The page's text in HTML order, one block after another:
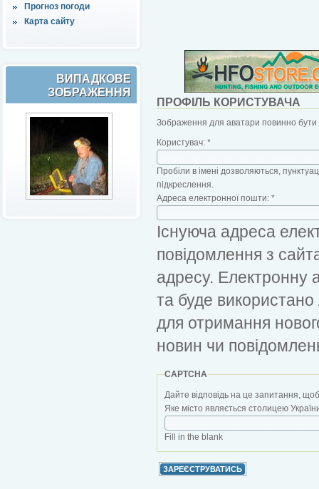
Прогноз погоди
Карта сайту
ВИПАДКОВЕ
ЗОБРАЖЕННЯ
ПРОФІЛЬ КОРИСТУВАЧА
Зображення для аватари повинно бути
Користувач: *
Пробіли в імені дозволяються,
підкреслення.
Адреса електронної пошти: *
Існуюча адреса
повідомлення з
адресу. Електронну
та буде
для отримання
новин чи
CAPTCHA
Дайте відповідь на це запитання,
Яке місто являється столицею
Fill in the blank